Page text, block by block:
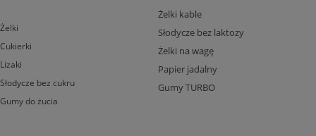
Żelki
Cukierki
Lizaki
Słodycze bez cukru
Gumy do żucia
Żelki kable
Słodycze bez laktozy
Żelki na wagę
Papier jadalny
Gumy TURBO